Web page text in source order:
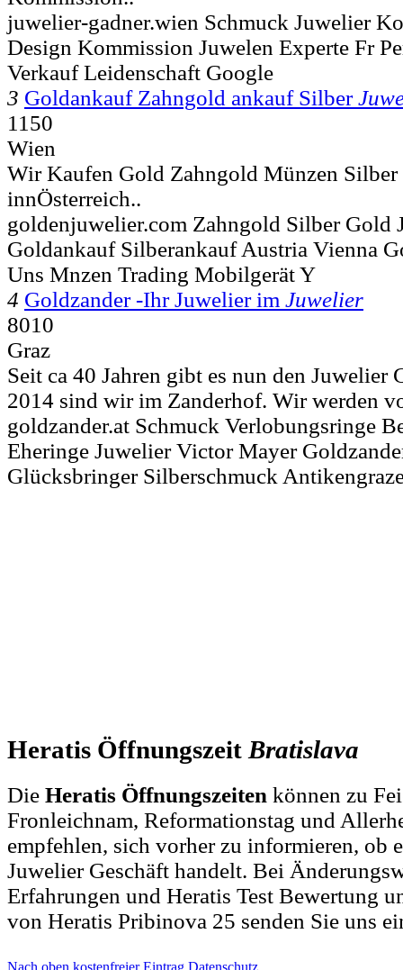
juwelier-gadner.wien Schmuck Juwelier
Design Kommission Juwelen Experte Fr
Verkauf Leidenschaft Google
3 Goldankauf Zahngold ankauf Silber
1150
Wien
Wir Kaufen Gold Zahngold Münzen Silber
innÖsterreich..
goldenjuwelier.com Zahngold Silber Gold
Goldankauf Silberankauf Austria Vienna
Uns Mnzen Trading Mobilgerät Y
4 Goldzander -Ihr Juwelier im Juwelier
8010
Graz
Seit ca 40 Jahren gibt es nun den Juwelier
2014 sind wir im Zanderhof. Wir werden
goldzander.at Schmuck Verlobungsringe
Eheringe Juwelier Victor Mayer
Glücksbringer Silberschmuck
Heratis Öffnungszeit Bratislava
Die Heratis Öffnungszeiten können zu
Fronleichnam, Reformationstag und
empfehlen, sich vorher zu informieren, ob
Juwelier Geschäft handelt. Bei
Erfahrungen und Heratis Test Bewertung
von Heratis Pribinova 25 senden Sie uns
Nach oben kostenfreier Eintrag Datenschutz